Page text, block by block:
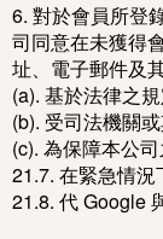
6. 對於會員所登
司同意在未獲得
址、電子郵件及
(a). 基於法律之
(b). 受司法機關
(c). 為保障本公司
21.7. 在緊急情況
21.8. 代 Google